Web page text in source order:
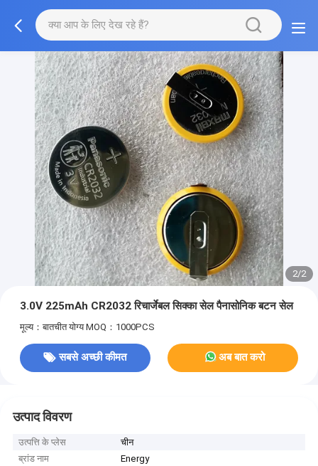
2/2
3.0V 225mAh CR2032 रिचार्जेबल सिक्का सेल पैनासोनिक बटन सेल
मूल्य：बातचीत योग्य MOQ：1000PCS
सबसे अच्छी कीमत अब बात करो
उत्पाद विवरण
उत्पत्ति के प्लेस
चीन
ब्रांड नाम
Energy